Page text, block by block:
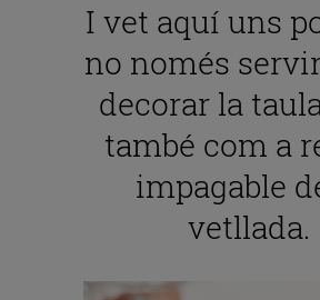
I vet aquí uns
no només
decorar la
també com a
impagable
vetllada.